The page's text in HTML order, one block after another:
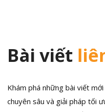
Bài viết
Khám phá những bài viết
chuyên sâu và giải pháp tối